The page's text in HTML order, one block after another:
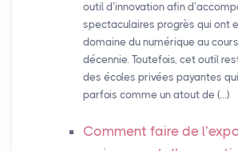
outil d’innovation afin
spectaculaires progrès qui ont
domaine du numérique au
décennie. Toutefois, cet outil
des écoles privées payantes
parfois comme un atout de (…)
Comment faire de